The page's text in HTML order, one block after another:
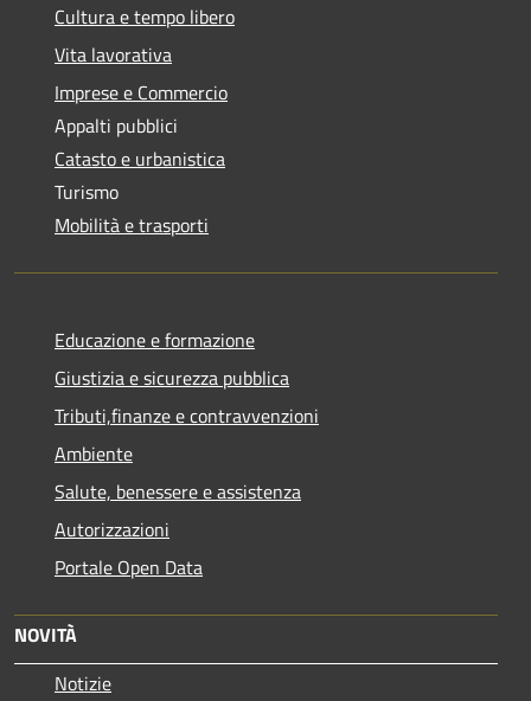
Cultura e tempo libero
Vita lavorativa
Imprese e Commercio
Appalti pubblici
Catasto e urbanistica
Turismo
Mobilità e trasporti
Educazione e formazione
Giustizia e sicurezza pubblica
Tributi,finanze e contravvenzioni
Ambiente
Salute, benessere e assistenza
Autorizzazioni
Portale Open Data
NOVITÀ
Notizie